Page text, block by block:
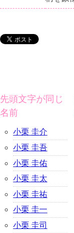
先頭文字が同じ
名前
小栗 圭介
小栗 圭吾
小栗 圭佑
小栗 圭太
小栗 圭祐
小栗 圭一
小栗 圭司